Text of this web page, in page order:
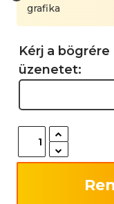
grafika
Kérj a
üzenetet: